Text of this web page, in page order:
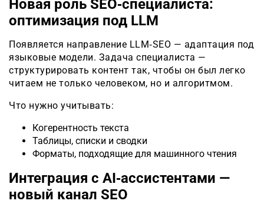
Новая роль SEO‑специалиста:
оптимизация под LLM
Появляется направление LLM‑SEO — адаптация под
языковые модели. Задача специалиста —
структурировать контент так, чтобы он был легко
читаем не только человеком, но и алгоритмом.
Что нужно учитывать:
Когерентность текста
Таблицы, списки и сводки
Форматы, подходящие для машинного чтения
Интеграция с AI‑ассистентами —
новый канал SEO